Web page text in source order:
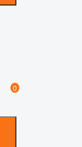
0